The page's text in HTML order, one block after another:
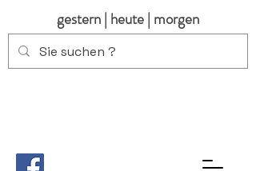
gestern | heute | morgen